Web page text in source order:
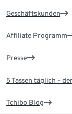
Geschäftskunden
Affiliate Programm
Presse
5 Tassen täglich –
Tchibo Blog